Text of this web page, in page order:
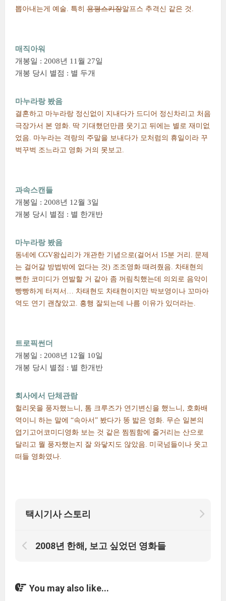
뽑아내는게 예술. 특히 용평스키장알프스 추격신 같은 것.
매직아워
개봉일 : 2008년 11월 27일
개봉 당시 별점 : 별 두개
마누라랑 봤음
결혼하고 마누라랑 정신없이 지내다가 드디어 정신차리고 처음
극장가서 본 영화. 딱 기대했던만큼 웃기고 뒤에는 별로 재미없
었음. 마누라는 격랑의 주말을 보내다가 모처럼의 휴일이라 꾸
벅꾸벅 조느라고 영화 거의 못보고.
과속스캔들
개봉일 : 2008년 12월 3일
개봉 당시 별점 : 별 한개반
마누라랑 봤음
동네에 CGV왕십리가 개관한 기념으로(걸어서 15분 거리. 문제
는 걸어갈 방법밖에 없다는 것) 조조영화 때려줬음. 차태현의
뻔한 코미디가 연발할 거 같아 좀 꺼림칙했는데 의외로 음악이
빵빵하게 터져서… 차태현도 차태현이지만 박보영이나 꼬마아
역도 연기 괜찮았고. 흥행 잘되는데 나름 이유가 있더라는.
트로픽썬더
개봉일 : 2008년 12월 10일
개봉 당시 별점 : 별 한개반
회사에서 단체관람
헐리웃을 풍자했느니, 톰 크루즈가 연기변신을 했느니, 호화배
역이니 하는 말에 “속아서” 봤다가 똥 밟은 영화. 무슨 일본의
엽기고어코미디영화 보는 것 같은 찜찜함에 줄거리는 산으로
달리고 뭘 풍자했는지 잘 와닿지도 않았음. 미국넘들이나 웃고
떠들 영화였나.
택시기사 스토리
2008년 한해, 보고 싶었던 영화들
You may also like...